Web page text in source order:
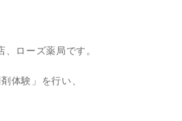
ローズ薬局です。
体験」を行い、